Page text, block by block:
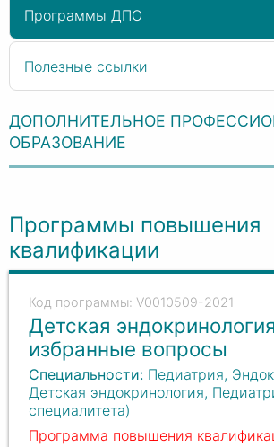
Программы ДПО
Полезные ссылки
ДОПОЛНИТЕЛЬНОЕ
ОБРАЗОВАНИЕ
Программы повышения
квалификации
V0010509-2021
Детская
избранные вопросы
Специальности:
Детская эндокринология,
специалитета)
Программа повышения